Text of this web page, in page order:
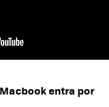
entra por